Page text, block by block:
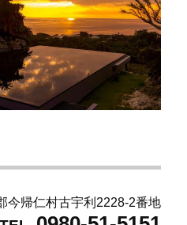
今帰仁村古宇利2228-2番地